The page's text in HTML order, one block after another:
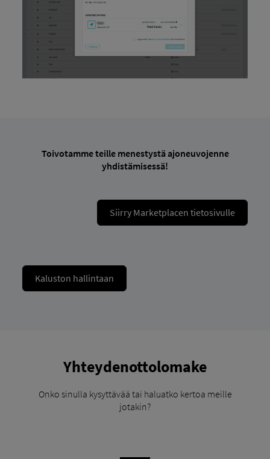
Toivotamme teille menestystä ajoneuvojenne
yhdistämisessä!
Siirry Marketplacen tietosivulle
Kaluston hallintaan
Yhteydenottolomake
Onko sinulla kysyttävää tai haluatko kertoa meille
jotakin?